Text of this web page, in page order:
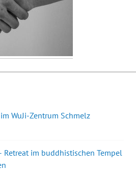
WuJi-Zentrum Schmelz
Retreat im buddhistischen Tempel